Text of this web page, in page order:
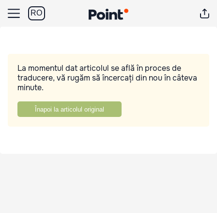
RO
La momentul dat articolul se află în proces de
traducere, vă rugăm să încercați din nou în câteva
minute.
Înapoi la articolul original